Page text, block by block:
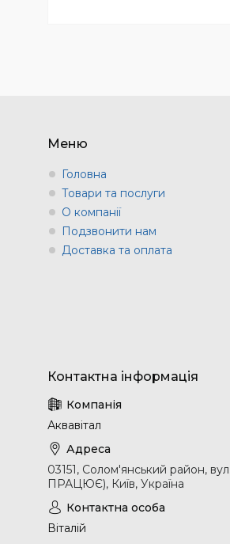
Меню
Головна
Товари та послуги
О компанії
Подзвонити нам
Доставка та оплата
Аквавітал
03151, Солом'янський район,
ПРАЦЮЄ), Київ, Україна
Віталій